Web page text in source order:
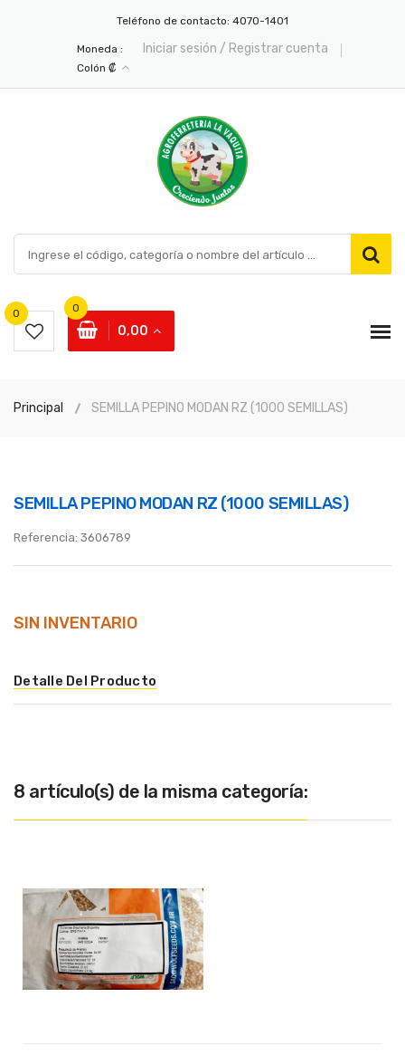
Teléfono de contacto: 4070-1401
Iniciar sesión / Registrar cuenta
Moneda :
Colón ₡
0
0,00
0
Principal SEMILLA PEPINO MODAN RZ (1000 SEMILLAS)
SEMILLA PEPINO MODAN RZ (1000 SEMILLAS)
Referencia: 3606789
SIN INVENTARIO
Detalle Del Producto
8 artículo(s) de la misma categoría: